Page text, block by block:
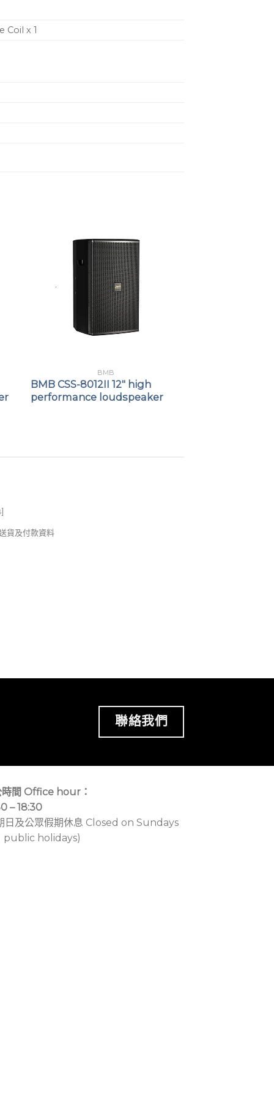
Coil x 1
BMB
BMB CSS-8012II 12″ high
performance loudspeaker
]
貨及付款資料
聯絡我們
時間 Office hour：
– 18:30
日及公眾假期休息 Closed on Sundays
public holidays)